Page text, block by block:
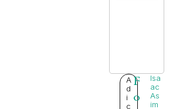
A
d
i
c
F
o
Isa
ac
As
im